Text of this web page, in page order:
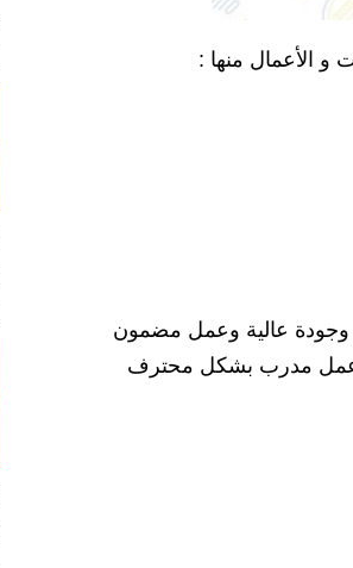
و الأعمال منها :
خدمة منازل 24 ساعة ويعمل بدقة وجودة عالية وعمل مضمون
عمل مدرب بشكل محترف